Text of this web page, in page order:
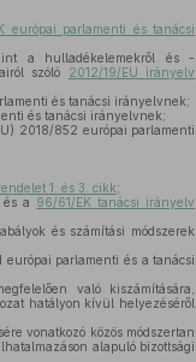
európai parlamenti és tanácsi
a hulladékelemekről és -
szóló
2012/19/EU irányelv
és tanácsi irányelvnek;
és tanácsi irányelvnek;
2018/852 európai parlamenti
1. és 3. cikk;
és a 96/61/EK tanácsi irányelv
és számítási módszerek
parlamenti és a tanácsi
való kiszámítására,
hatályon kívül helyezéséről
vonatkozó közös módszertan
alapuló bizottsági